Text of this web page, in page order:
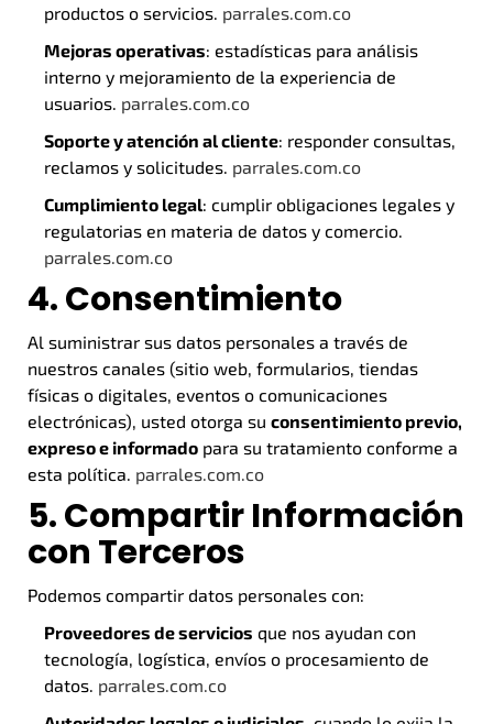
productos o servicios. parrales.com.co
Mejoras operativas: estadísticas para análisis
interno y mejoramiento de la experiencia de
usuarios. parrales.com.co
Soporte y atención al cliente: responder consultas,
reclamos y solicitudes. parrales.com.co
Cumplimiento legal: cumplir obligaciones legales y
regulatorias en materia de datos y comercio.
parrales.com.co
4. Consentimiento
Al suministrar sus datos personales a través de
nuestros canales (sitio web, formularios, tiendas
físicas o digitales, eventos o comunicaciones
electrónicas), usted otorga su consentimiento previo,
expreso e informado para su tratamiento conforme a
esta política. parrales.com.co
5. Compartir Información
con Terceros
Podemos compartir datos personales con:
Proveedores de servicios que nos ayudan con
tecnología, logística, envíos o procesamiento de
datos. parrales.com.co